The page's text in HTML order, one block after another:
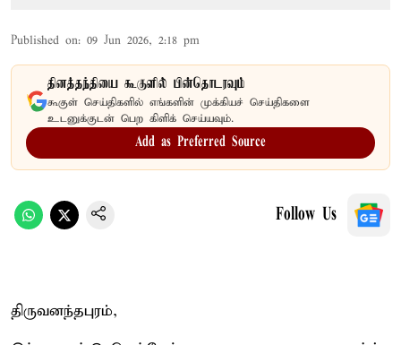
Published on: 09 Jun 2026, 2:18 pm
தினத்தந்தியை கூகுளில் பின்தொடரவும்
கூகுள் செய்திகளில் எங்களின் முக்கியச் செய்திகளை
உடனுக்குடன் பெற கிளிக் செய்யவும்.
Add as Preferred Source
Follow Us
திருவனந்தபுரம்,